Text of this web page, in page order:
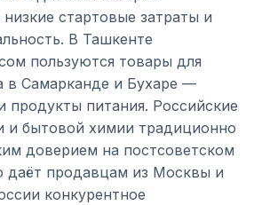
стартовые затраты и
В Ташкенте
пользуются товары для
в Самарканде и Бухаре —
продукты питания. Российские
и бытовой химии традиционно
доверием на постсоветском
даёт продавцам из Москвы и
конкурентное